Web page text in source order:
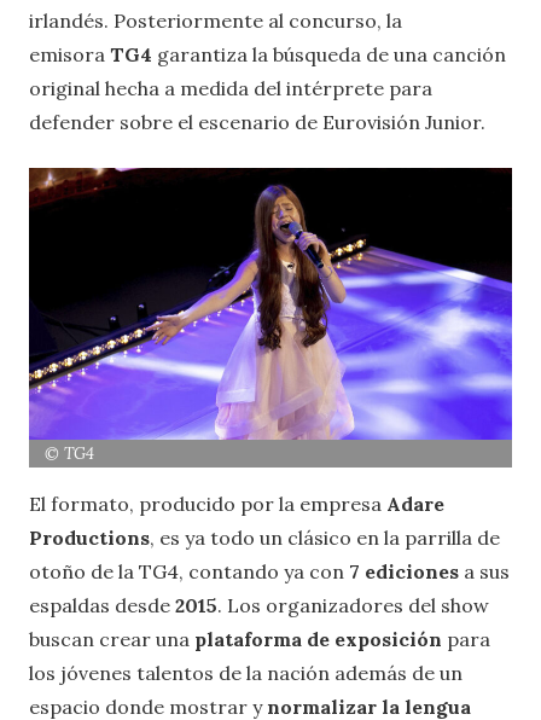
irlandés. Posteriormente al concurso, la
emisora TG4 garantiza la búsqueda de una canción
original hecha a medida del intérprete para
defender sobre el escenario de Eurovisión Junior.
© TG4
El formato, producido por la empresa Adare
Productions, es ya todo un clásico en la parrilla de
otoño de la TG4, contando ya con 7 ediciones a sus
espaldas desde 2015. Los organizadores del show
buscan crear una plataforma de exposición para
los jóvenes talentos de la nación además de un
espacio donde mostrar y normalizar la lengua